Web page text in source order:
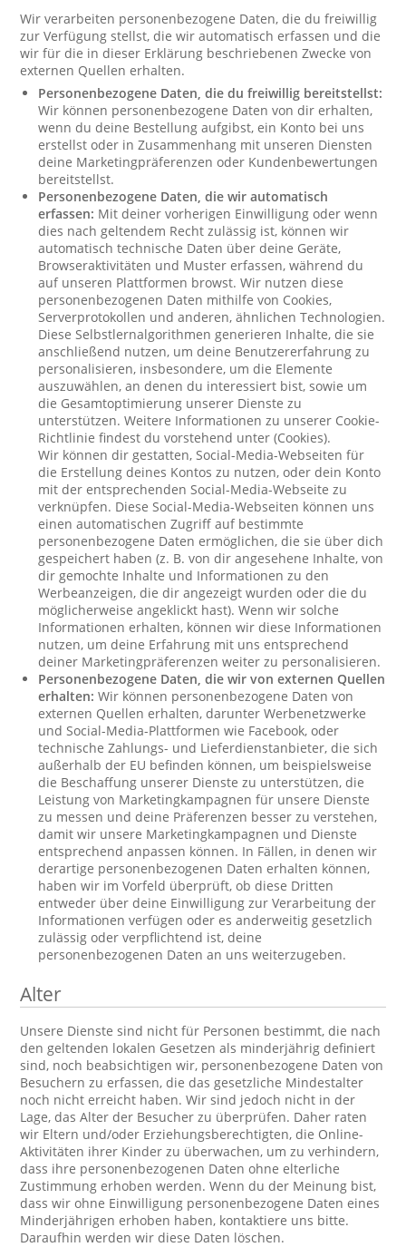
Wir verarbeiten personenbezogene Daten, die du freiwillig
zur Verfügung stellst, die wir automatisch erfassen und die
wir für die in dieser Erklärung beschriebenen Zwecke von
externen Quellen erhalten.
Personenbezogene Daten, die du freiwillig bereitstellst:
Wir können personenbezogene Daten von dir erhalten,
wenn du deine Bestellung aufgibst, ein Konto bei uns
erstellst oder in Zusammenhang mit unseren Diensten
deine Marketingpräferenzen oder Kundenbewertungen
bereitstellst.
Personenbezogene Daten, die wir automatisch
erfassen: Mit deiner vorherigen Einwilligung oder wenn
dies nach geltendem Recht zulässig ist, können wir
automatisch technische Daten über deine Geräte,
Browseraktivitäten und Muster erfassen, während du
auf unseren Plattformen browst. Wir nutzen diese
personenbezogenen Daten mithilfe von Cookies,
Serverprotokollen und anderen, ähnlichen Technologien.
Diese Selbstlernalgorithmen generieren Inhalte, die sie
anschließend nutzen, um deine Benutzererfahrung zu
personalisieren, insbesondere, um die Elemente
auszuwählen, an denen du interessiert bist, sowie um
die Gesamtoptimierung unserer Dienste zu
unterstützen. Weitere Informationen zu unserer Cookie-
Richtlinie findest du vorstehend unter (Cookies).
Wir können dir gestatten, Social-Media-Webseiten für
die Erstellung deines Kontos zu nutzen, oder dein Konto
mit der entsprechenden Social-Media-Webseite zu
verknüpfen. Diese Social-Media-Webseiten können uns
einen automatischen Zugriff auf bestimmte
personenbezogene Daten ermöglichen, die sie über dich
gespeichert haben (z. B. von dir angesehene Inhalte, von
dir gemochte Inhalte und Informationen zu den
Werbeanzeigen, die dir angezeigt wurden oder die du
möglicherweise angeklickt hast). Wenn wir solche
Informationen erhalten, können wir diese Informationen
nutzen, um deine Erfahrung mit uns entsprechend
deiner Marketingpräferenzen weiter zu personalisieren.
Personenbezogene Daten, die wir von externen Quellen
erhalten: Wir können personenbezogene Daten von
externen Quellen erhalten, darunter Werbenetzwerke
und Social-Media-Plattformen wie Facebook, oder
technische Zahlungs- und Lieferdienstanbieter, die sich
außerhalb der EU befinden können, um beispielsweise
die Beschaffung unserer Dienste zu unterstützen, die
Leistung von Marketingkampagnen für unsere Dienste
zu messen und deine Präferenzen besser zu verstehen,
damit wir unsere Marketingkampagnen und Dienste
entsprechend anpassen können. In Fällen, in denen wir
derartige personenbezogenen Daten erhalten können,
haben wir im Vorfeld überprüft, ob diese Dritten
entweder über deine Einwilligung zur Verarbeitung der
Informationen verfügen oder es anderweitig gesetzlich
zulässig oder verpflichtend ist, deine
personenbezogenen Daten an uns weiterzugeben.
Alter
Unsere Dienste sind nicht für Personen bestimmt, die nach
den geltenden lokalen Gesetzen als minderjährig definiert
sind, noch beabsichtigen wir, personenbezogene Daten von
Besuchern zu erfassen, die das gesetzliche Mindestalter
noch nicht erreicht haben. Wir sind jedoch nicht in der
Lage, das Alter der Besucher zu überprüfen. Daher raten
wir Eltern und/oder Erziehungsberechtigten, die Online-
Aktivitäten ihrer Kinder zu überwachen, um zu verhindern,
dass ihre personenbezogenen Daten ohne elterliche
Zustimmung erhoben werden. Wenn du der Meinung bist,
dass wir ohne Einwilligung personenbezogene Daten eines
Minderjährigen erhoben haben, kontaktiere uns bitte.
Daraufhin werden wir diese Daten löschen.